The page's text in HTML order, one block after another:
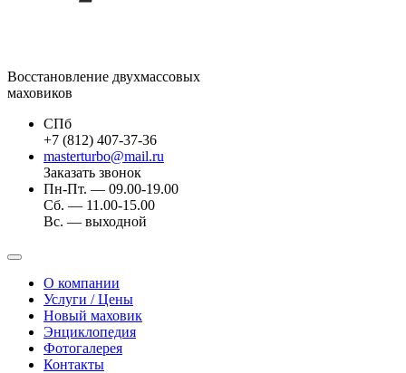
Восстановление двухмассовых
маховиков
СПб
+7 (812) 407-37-36
masterturbo@mail.ru
Заказать звонок
Пн-Пт. — 09.00-19.00
Сб. — 11.00-15.00
Вс. — выходной
О компании
Услуги / Цены
Новый маховик
Энциклопедия
Фотогалерея
Контакты